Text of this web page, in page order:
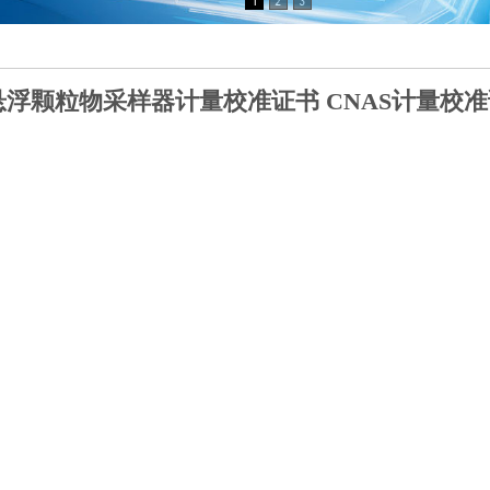
浮颗粒物采样器计量校准证书 CNAS计量校